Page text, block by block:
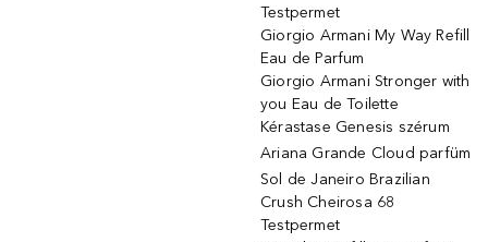
Testpermet
Giorgio Armani My Way Refill
Eau de Parfum
Giorgio Armani Stronger with
you Eau de Toilette
Kérastase Genesis szérum
Ariana Grande Cloud parfüm
Sol de Janeiro Brazilian
Crush Cheirosa 68
Testpermet